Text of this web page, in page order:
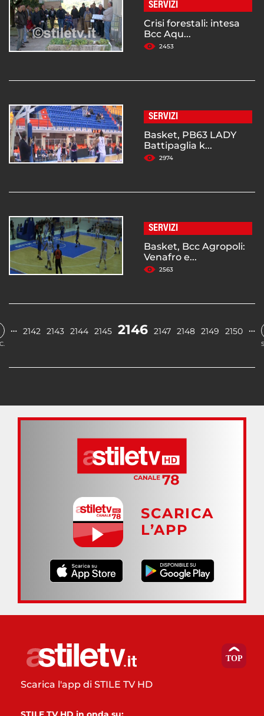
SERVIZI
Crisi forestali: intesa
Bcc Aqu...
2453
SERVIZI
Basket, PB63 LADY
Battipaglia k...
2974
SERVIZI
Basket, Bcc Agropoli:
Venafro e...
2563
… 2142 2143 2144 2145 2146 2147 2148 2149 2150 …
SCARICA
L’APP
Scarica l'app di STILE TV HD